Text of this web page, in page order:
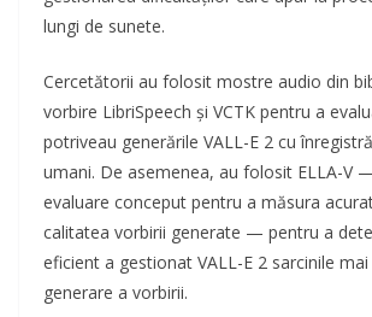
lungi de sunete.
Cercetătorii au folosit mostre audio din
vorbire LibriSpeech și VCTK pentru a
potriveau generările VALL-E 2 cu
umani. De asemenea, au folosit ELLA-V
evaluare conceput pentru a măsura
calitatea vorbirii generate — pentru a
eficient a gestionat VALL-E 2 sarcinile
generare a vorbirii.